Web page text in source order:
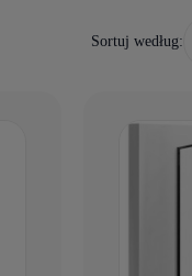
Sortuj według: